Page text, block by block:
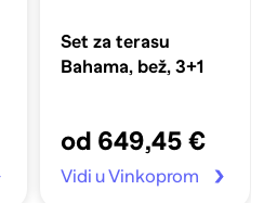
Set za terasu
Bahama, bež, 3+1
od 649,45 €
Vidi u Vinkoprom